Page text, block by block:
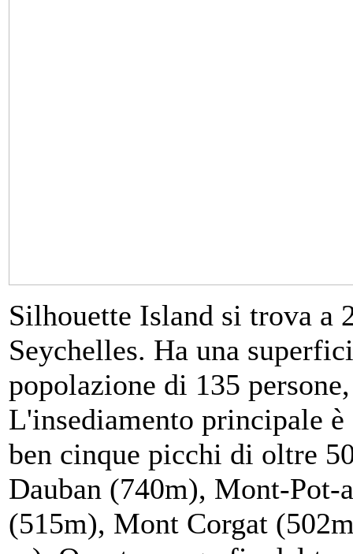
Silhouette Island si trova a
Seychelles. Ha una
popolazione di 135
L'insediamento principale è
ben cinque picchi di oltre
Dauban (740m), Mont-Pot-
(515m), Mont Corgat